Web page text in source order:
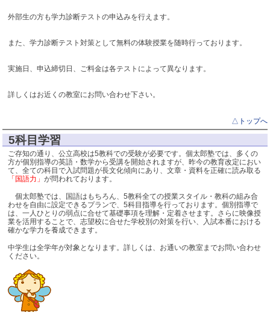
外部生の方も学力診断テストの申込みを行えます。
また、学力診断テスト対策として無料の体験授業を随時行っております。
実施日、申込締切日、ご料金は各テストによって異なります。
詳しくはお近くの教室にお問い合わせ下さい。
△トップへ
5科目学習
ご存知の通り、公立高校は5教科での受験が必要です。個太郎塾では、多くの
方が個別指導の英語・数学から受講を開始されますが、昨今の教育改定におい
て、全ての科目で入試問題が長文化傾向にあり、文章・資料を正確に読み取る
「国語力」 が問われております。
個太郎塾では、国語はもちろん、5教科全ての授業スタイル・教科の組み合
わせを自由に設定できるプランで、5科目指導を行っております。個別指導で
は、一人ひとりの弱点に合せて基礎事項を理解・定着させます。さらに映像授
業を活用することで、志望校に合せた学校別の対策を行い、入試本番における
確かな学力を養成できます。
中学生は全学年が対象となります。詳しくは、お通いの教室までお問い合わせ
ください。